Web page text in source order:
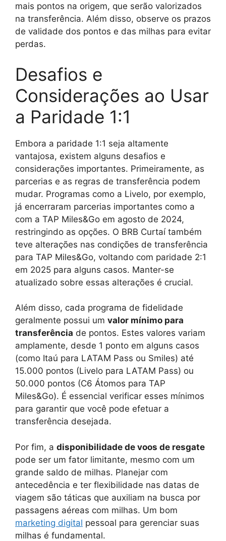
mais pontos na origem, que serão valorizados
na transferência. Além disso, observe os prazos
de validade dos pontos e das milhas para evitar
perdas.
Desafios e
Considerações ao Usar
a Paridade 1:1
Embora a paridade 1:1 seja altamente
vantajosa, existem alguns desafios e
considerações importantes. Primeiramente, as
parcerias e as regras de transferência podem
mudar. Programas como a Livelo, por exemplo,
já encerraram parcerias importantes como a
com a TAP Miles&Go em agosto de 2024,
restringindo as opções. O BRB Curtaí também
teve alterações nas condições de transferência
para TAP Miles&Go, voltando com paridade 2:1
em 2025 para alguns casos. Manter-se
atualizado sobre essas alterações é crucial.
Além disso, cada programa de fidelidade
geralmente possui um valor mínimo para
transferência de pontos. Estes valores variam
amplamente, desde 1 ponto em alguns casos
(como Itaú para LATAM Pass ou Smiles) até
15.000 pontos (Livelo para LATAM Pass) ou
50.000 pontos (C6 Átomos para TAP
Miles&Go). É essencial verificar esses mínimos
para garantir que você pode efetuar a
transferência desejada.
Por fim, a disponibilidade de voos de resgate
pode ser um fator limitante, mesmo com um
grande saldo de milhas. Planejar com
antecedência e ter flexibilidade nas datas de
viagem são táticas que auxiliam na busca por
passagens aéreas com milhas. Um bom
marketing digital pessoal para gerenciar suas
milhas é fundamental.